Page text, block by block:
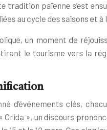
païenne s’est
au cycle des saisons et
un moment de
le tourisme vers la
d’événements clés,
», un discours